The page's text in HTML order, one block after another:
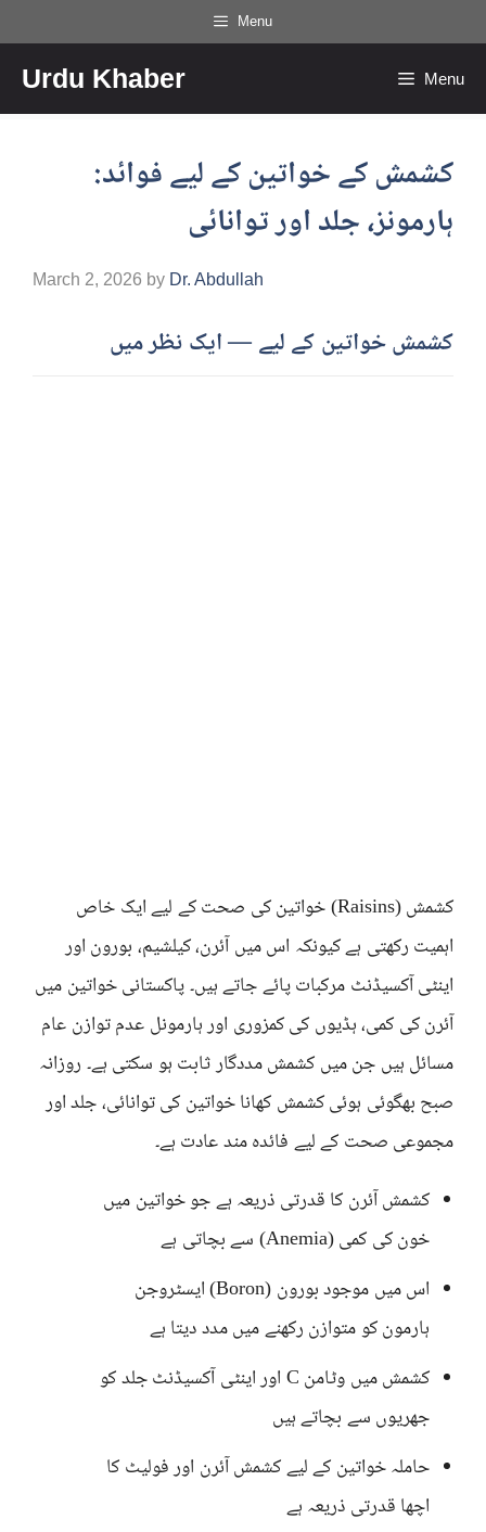
to
content
Menu
Urdu Khaber Menu
کشمش کے خواتین کے لیے فوائد:
ہارمونز، جلد اور توانائی
March 2, 2026 by Dr. Abdullah
کشمش خواتین کے لیے — ایک نظر میں
کشمش (Raisins) خواتین کی صحت کے لیے ایک خاص
اہمیت رکھتی ہے کیونکہ اس میں آئرن، کیلشیم، بورون اور
اینٹی آکسیڈنٹ مرکبات پائے جاتے ہیں۔ پاکستانی خواتین میں
آئرن کی کمی، ہڈیوں کی کمزوری اور ہارمونل عدم توازن عام
مسائل ہیں جن میں کشمش مددگار ثابت ہو سکتی ہے۔ روزانہ
صبح بھگوئی ہوئی کشمش کھانا خواتین کی توانائی، جلد اور
مجموعی صحت کے لیے فائدہ مند عادت ہے۔
کشمش آئرن کا قدرتی ذریعہ ہے جو خواتین میں
خون کی کمی (Anemia) سے بچاتی ہے
اس میں موجود بورون (Boron) ایسٹروجن
ہارمون کو متوازن رکھنے میں مدد دیتا ہے
کشمش میں وٹامن C اور اینٹی آکسیڈنٹ جلد کو
جھریوں سے بچاتے ہیں
حاملہ خواتین کے لیے کشمش آئرن اور فولیٹ کا
اچھا قدرتی ذریعہ ہے